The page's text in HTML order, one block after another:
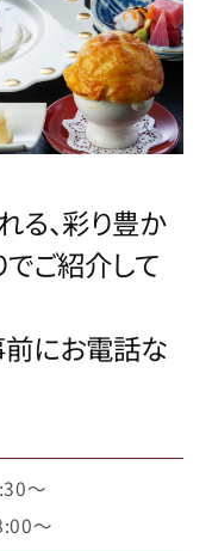
る、彩り豊か
ご紹介して
前にお電話な
～
～